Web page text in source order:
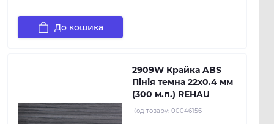
До кошика
2909W Крайка ABS
Пінія темна 22х0.4 мм
(300 м.п.) REHAU
Код товару: 00046156